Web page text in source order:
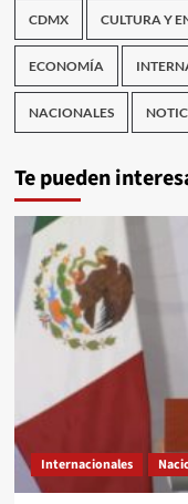
CDMX CULTURA Y
ECONOMÍA
NACIONALES
Te pueden
Internacionales